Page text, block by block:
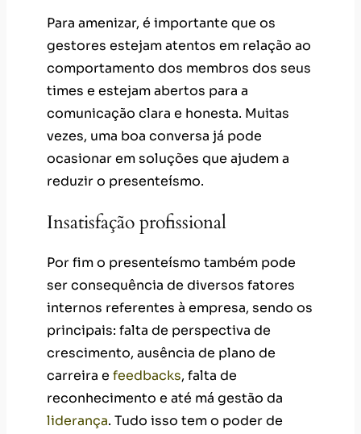
Para amenizar, é importante que os
gestores estejam atentos em relação ao
comportamento dos membros dos seus
times e estejam abertos para a
comunicação clara e honesta. Muitas
vezes, uma boa conversa já pode
ocasionar em soluções que ajudem a
reduzir o presenteísmo.
Insatisfação profissional
Por fim o presenteísmo também pode
ser consequência de diversos fatores
internos referentes à empresa, sendo os
principais: falta de perspectiva de
crescimento, ausência de plano de
carreira e feedbacks, falta de
reconhecimento e até má gestão da
liderança. Tudo isso tem o poder de